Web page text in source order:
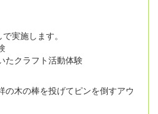
実施します。
たクラフト活動体験
の木の棒を投げてピンを倒すアウ